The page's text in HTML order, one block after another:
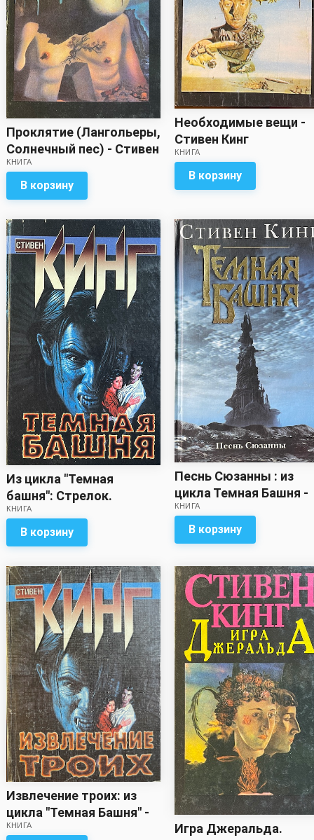
Проклятие (Лангольеры,
Солнечный пес) - Стивен
Кинг
КНИГА
В корзину
Необходимые вещи -
Стивен Кинг
КНИГА
В корзину
Из цикла "Темная
башня": Стрелок.
Извлечение троих -
Стивен Кинг
КНИГА
В корзину
Песнь Сюзанны : из
цикла Темная Башня -
Стивен Кинг
КНИГА
В корзину
Извлечение троих: из
цикла "Темная Башня" -
Стивен Кинг
КНИГА
Игра Джеральда.